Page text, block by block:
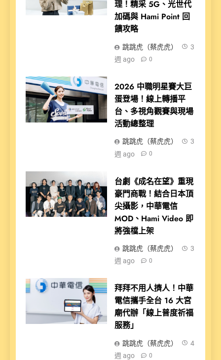
理！精采 5G、光世代
加碼與 Hami Point 回
饋攻略
跳跳虎（蔡虎虎）
3
週 ago
0
2026 中職明星賽大巨
蛋登場！線上轉播平
台、多視角觀賽與現場
活動總整理
跳跳虎（蔡虎虎）
3
週 ago
0
台劇《成名在望》重現
豪門商戰！結合日本頂
尖攝影，中華電信
MOD、Hami Video 即
將強檔上架
跳跳虎（蔡虎虎）
3
週 ago
0
拜拜不用人擠人！中華
電信攜手全台 16 大宮
廟代辦「線上普度祈福
服務」
跳跳虎（蔡虎虎）
4
週 ago
0